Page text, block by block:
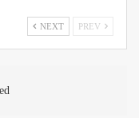
NEXT